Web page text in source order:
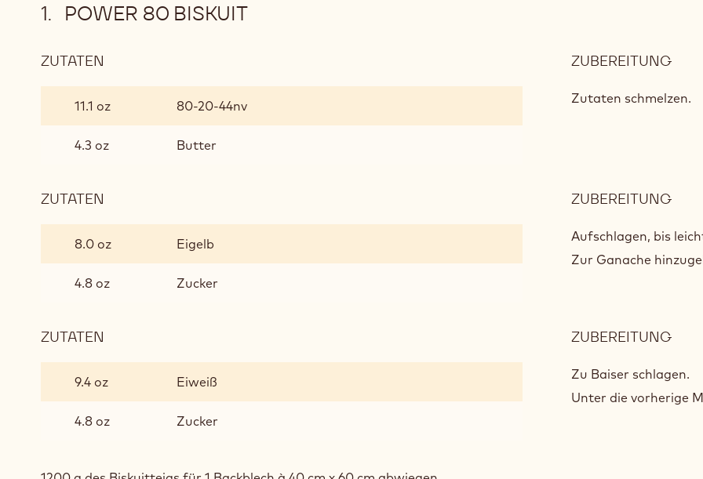
POWER 80 BISKUIT
ZUTATEN
11.1 oz 80-20-44nv
4.3 oz Butter
ZUBEREITUNG:
80
Zutaten schmelzen.
ZUTATEN
8.0 oz Eigelb
4.8 oz Zucker
ZUBEREITUNG:
80
Aufschlagen, bis
Zur Ganache
ZUTATEN
9.4 oz Eiweiß
4.8 oz Zucker
ZUBEREITUNG:
80
Zu Baiser schlagen.
Unter die vorherige